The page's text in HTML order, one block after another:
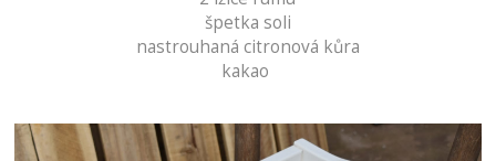
špetka soli
nastrouhaná citronová kůra
kakao